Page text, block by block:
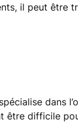
il peut
dans
difficile